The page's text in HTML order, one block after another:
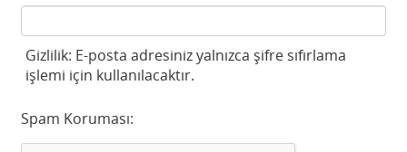
Gizlilik: E-posta adresiniz yalnızca şifre sıfırlama
işlemi için kullanılacaktır.
Spam Koruması: